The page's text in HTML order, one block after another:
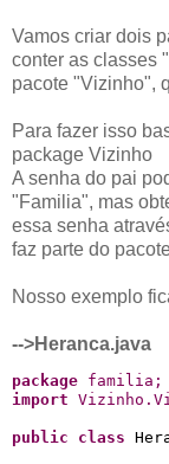
Vamos criar dois
conter as classes
pacote "Vizinho",
Para fazer isso
package Vizinho
A senha do pai
"Familia", mas
essa senha
faz parte do
Nosso exemplo
-->Heranca.java
package familia ;
import Vizinho .
public class